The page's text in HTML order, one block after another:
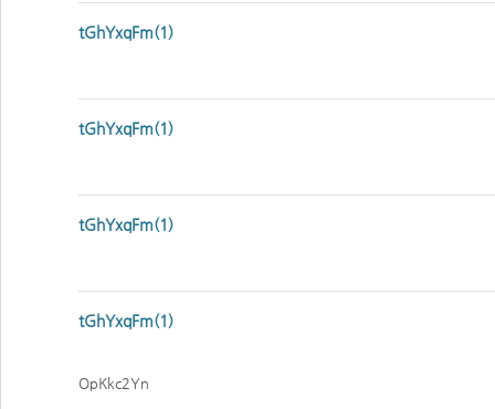
tGhYxqFm(1)
tGhYxqFm(1)
tGhYxqFm(1)
tGhYxqFm(1)
OpKkc2Yn